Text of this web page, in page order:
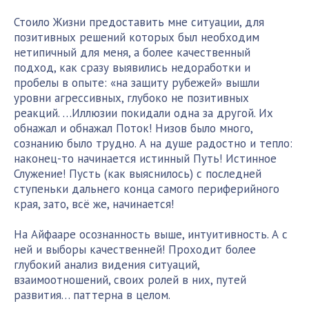
Стоило Жизни предоставить мне ситуации, для
позитивных решений которых был необходим
нетипичный для меня, а более качественный
подход, как сразу выявились недоработки и
пробелы в опыте: «на защиту рубежей» вышли
уровни агрессивных, глубоко не позитивных
реакций. …Иллюзии покидали одна за другой. Их
обнажал и обнажал Поток! Низов было много,
сознанию было трудно. А на душе радостно и тепло:
наконец-то начинается истинный Путь! Истинное
Служение! Пусть (как выяснилось) с последней
ступеньки дальнего конца самого периферийного
края, зато, всё же, начинается!
На Айфааре осознанность выше, интуитивность. А с
ней и выборы качественней! Проходит более
глубокий анализ видения ситуаций,
взаимоотношений, своих ролей в них, путей
развития… паттерна в целом.